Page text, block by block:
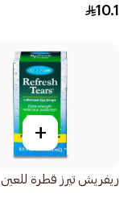
10.1
+
ريفريش تيرز قطرة للعين 15مل